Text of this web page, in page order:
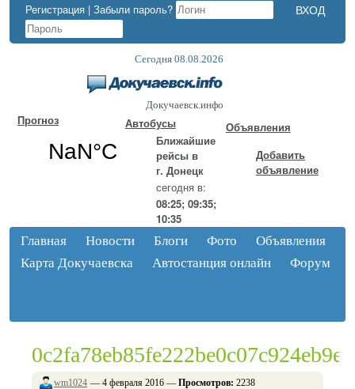
Регистрация | Забыли пароль?
Сегодня 08.08.2026
Докучаевск.инфо
Прогноз
Автобусы
Ближайшие
рейсы в
г. Донецк
сегодня в:
08:25; 09:35;
10:35
Объявления
Добавить
объявление
Главная Новости Блоги Фото
Объявления
Карта Докучаевска
Автостанция онлайн Форум
wm1024 — 4 февраля 2016 — Просмотров: 2238